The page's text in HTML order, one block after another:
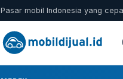
Pasar mobil Indonesia yang